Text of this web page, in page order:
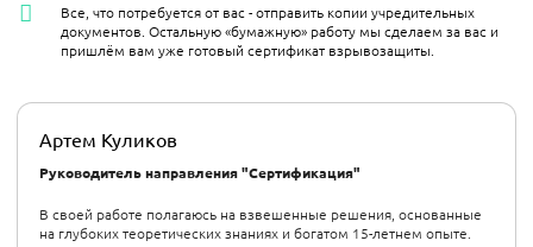
Артем Куликов
Руководитель направления "Сертификация"
В своей работе полагаюсь на взвешенные решения, основанные
на глубоких теоретических знаниях и богатом 15-летнем опыте.
Все, что потребуется от вас - отправить копии учредительных
документов. Остальную «бумажную» работу мы сделаем за вас и
пришлём вам уже готовый сертификат взрывозащиты.